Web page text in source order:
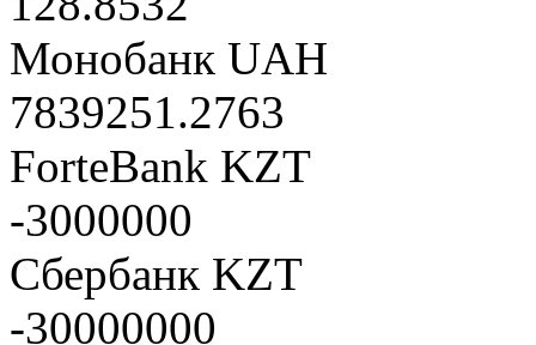
Монобанк UAH
7839251.2763
ForteBank KZT
-3000000
Сбербанк KZT
-30000000